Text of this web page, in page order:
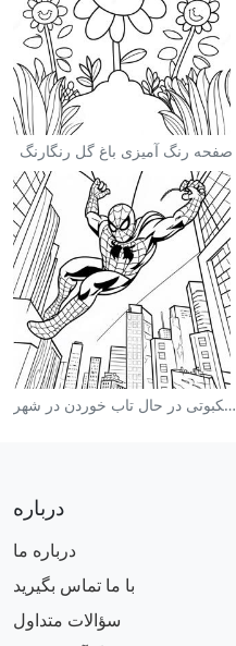
صفحه رنگ آمیزی باغ گل رنگارنگ
صفحه رنگ آمیزی مرد عنکبوتی در حال تاب خوردن در شهر
درباره
درباره ما
با ما تماس بگیرید
سؤالات متداول